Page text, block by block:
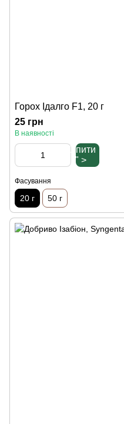
Горох Ідалго F1, 20 г
25 грн
В наявності
Купити
" >
Фасування
20 г 50 г